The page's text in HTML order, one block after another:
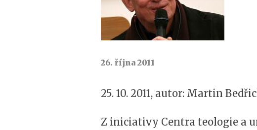
26. října 2011
25. 10. 2011, autor: Martin
Z iniciativy Centra teologie a